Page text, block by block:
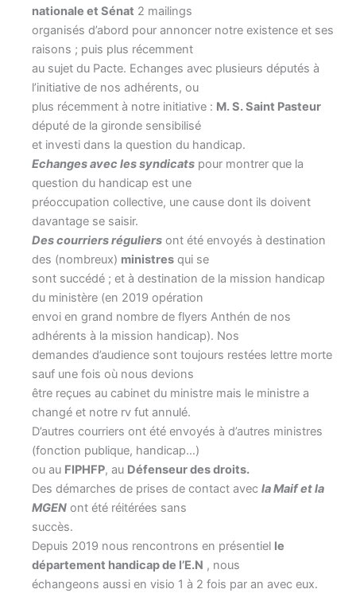
nationale et Sénat 2 mailings
organisés d’abord pour annoncer notre existence et ses
raisons ; puis plus récemment
au sujet du Pacte. Echanges avec plusieurs députés à
l’initiative de nos adhérents, ou
plus récemment à notre initiative : M. S. Saint Pasteur
député de la gironde sensibilisé
et investi dans la question du handicap.
Echanges avec les syndicats pour montrer que la
question du handicap est une
préoccupation collective, une cause dont ils doivent
davantage se saisir.
Des courriers réguliers ont été envoyés à destination
des (nombreux) ministres qui se
sont succédé ; et à destination de la mission handicap
du ministère (en 2019 opération
envoi en grand nombre de flyers Anthén de nos
adhérents à la mission handicap). Nos
demandes d’audience sont toujours restées lettre morte
sauf une fois où nous devions
être reçues au cabinet du ministre mais le ministre a
changé et notre rv fut annulé.
D’autres courriers ont été envoyés à d’autres ministres
(fonction publique, handicap…)
ou au FIPHFP, au Défenseur des droits.
Des démarches de prises de contact avec la Maif et la
MGEN ont été réitérées sans
succès.
Depuis 2019 nous rencontrons en présentiel le
département handicap de l’E.N , nous
échangeons aussi en visio 1 à 2 fois par an avec eux.